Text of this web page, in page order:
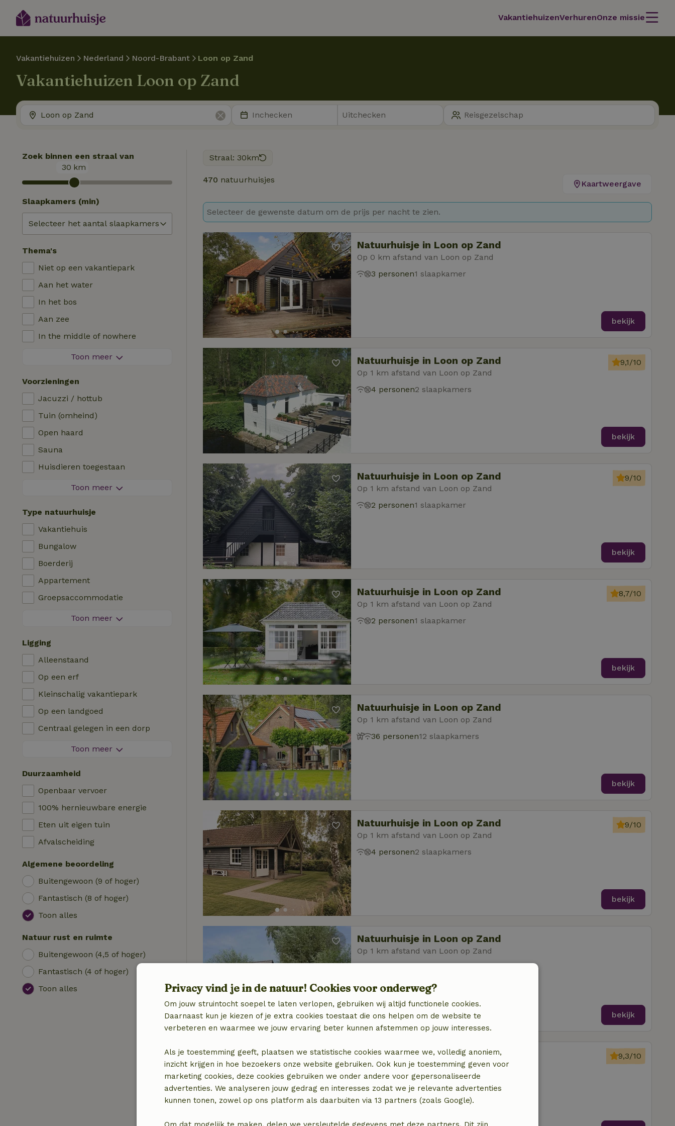
VakantiehuizenVerhurenOnze missie
Vakantiehuizen Nederland Noord-Brabant Loon op Zand
Vakantiehuizen Loon op Zand
Straal: 30km
470 natuurhuisjes Kaartweergave
Selecteer de gewenste datum om de prijs per nacht te zien.
Natuurhuisje in Loon op Zand
Op 0 km afstand van Loon op Zand
3 personen1 slaapkamer
bekijk
Natuurhuisje in Loon op Zand
Op 1 km afstand van Loon op Zand
9,1/10
4 personen2 slaapkamers
bekijk
Natuurhuisje in Loon op Zand
Op 1 km afstand van Loon op Zand
9/10
2 personen1 slaapkamer
bekijk
Natuurhuisje in Loon op Zand
Op 1 km afstand van Loon op Zand
8,7/10
2 personen1 slaapkamer
bekijk
Natuurhuisje in Loon op Zand
Op 1 km afstand van Loon op Zand
36 personen12 slaapkamers
bekijk
Natuurhuisje in Loon op Zand
Op 1 km afstand van Loon op Zand
9/10
4 personen2 slaapkamers
bekijk
Natuurhuisje in Loon op Zand
Op 1 km afstand van Loon op Zand
bekijk
Natuurhuisje in Loon op Zand
Op 2 km afstand van Loon op Zand
9,3/10
4 personen2 slaapkamers
Zoek binnen een straal van
30 km
Slaapkamers (min)
Thema's
Niet op een vakantiepark
Aan het water
In het bos
Aan zee
In the middle of nowhere
Tussen de velden
In de polder
In de bergen
Helemaal alleen
In een boomgaard
Viswater in de buurt
Toon meer
Voorzieningen
Jacuzzi / hottub
Tuin (omheind)
Open haard
Sauna
Huisdieren toegestaan
Vuurwerkvrije omgeving
Direct boekbaar
Wasmachine
Afwasmachine
Tuinmeubilair
Internettoegang (WiFi)
Koel-/vriescombinatie
Tv
Internet
Barbecue
Verwarming (CV)
Kinderstoel
Auto laadpaal
Zwembad (gemeenschappelijk)
Rolstoel toegankelijk
Zwembad (privé)
Toon meer
Type natuurhuisje
Vakantiehuis
Bungalow
Boerderij
Appartement
Groepsaccommodatie
Tiny house
Landhuis
Chalet
Villa
Glamping
Blokhut
Logies
Pipowagen
Safaritent
Kampeerplek
Boot
Toon meer
Ligging
Alleenstaand
Op een erf
Kleinschalig vakantiepark
Op een landgoed
Centraal gelegen in een dorp
Aan de rand van een dorp
Toon meer
Duurzaamheid
Openbaar vervoer
100% hernieuwbare energie
Eten uit eigen tuin
Afvalscheiding
Algemene beoordeling
Buitengewoon (9 of hoger)
Fantastisch (8 of hoger)
Toon alles
Natuur rust en ruimte
Buitengewoon (4,5 of hoger)
Fantastisch (4 of hoger)
Toon alles
Privacy vind je in de natuur! Cookies voor onderweg?
Om jouw struintocht soepel te laten verlopen, gebruiken wij altijd functionele cookies.
Daarnaast kun je kiezen of je extra cookies toestaat die ons helpen om de website te
verbeteren en waarmee we jouw ervaring beter kunnen afstemmen op jouw interesses.
Als je toestemming geeft, plaatsen we statistische cookies waarmee we, volledig anoniem,
inzicht krijgen in hoe bezoekers onze website gebruiken. Ook kun je toestemming geven voor
marketing cookies, deze cookies gebruiken we onder andere voor gepersonaliseerde
advertenties. We analyseren jouw gedrag en interesses zodat we je relevante advertenties
kunnen tonen, zowel op ons platform als daarbuiten via 13 partners (zoals Google).